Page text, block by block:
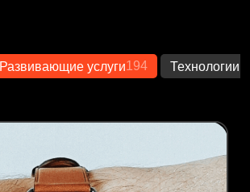
Развивающие услуги194 Технологии